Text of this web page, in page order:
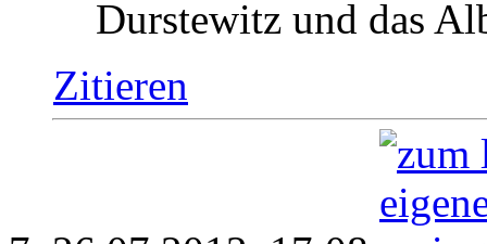
Durstewitz und das
Zitieren